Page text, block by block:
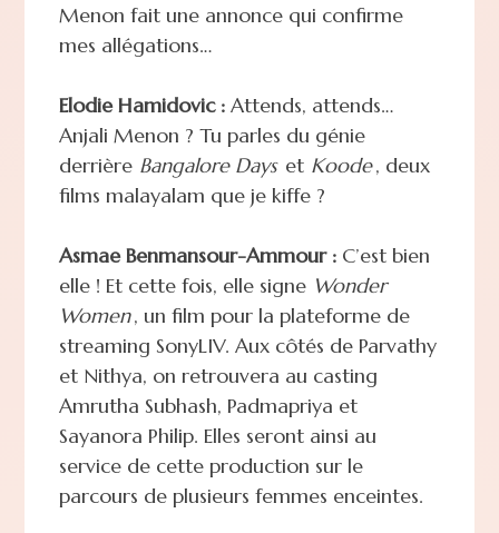
Menon fait une annonce qui confirme
mes allégations…
Elodie Hamidovic :Attends, attends…
Anjali Menon ? Tu parles du génie
derrière Bangalore Days et Koode, deux
films malayalam que je kiffe ?
Asmae Benmansour-Ammour :C’est bien
elle ! Et cette fois, elle signe Wonder
Women, un film pour la plateforme de
streaming SonyLIV. Aux côtés de Parvathy
et Nithya, on retrouvera au casting
Amrutha Subhash, Padmapriya et
Sayanora Philip. Elles seront ainsi au
service de cette production sur le
parcours de plusieurs femmes enceintes.